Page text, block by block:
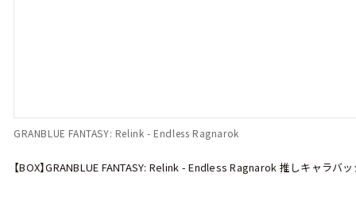
GRANBLUE FANTASY: Relink - Endless Ragnarok
【BOX】GRANBLUE FANTASY: Relink - Endless Ragnarok 推しキャラバ